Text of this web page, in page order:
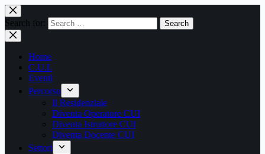
Search for: Search
Home
C.U.I.
Eventi
Percorso
Il Residenziale
Diventa Operatore CUI
Diventa Istruttore CUI
Diventa Docente CUI
Settori